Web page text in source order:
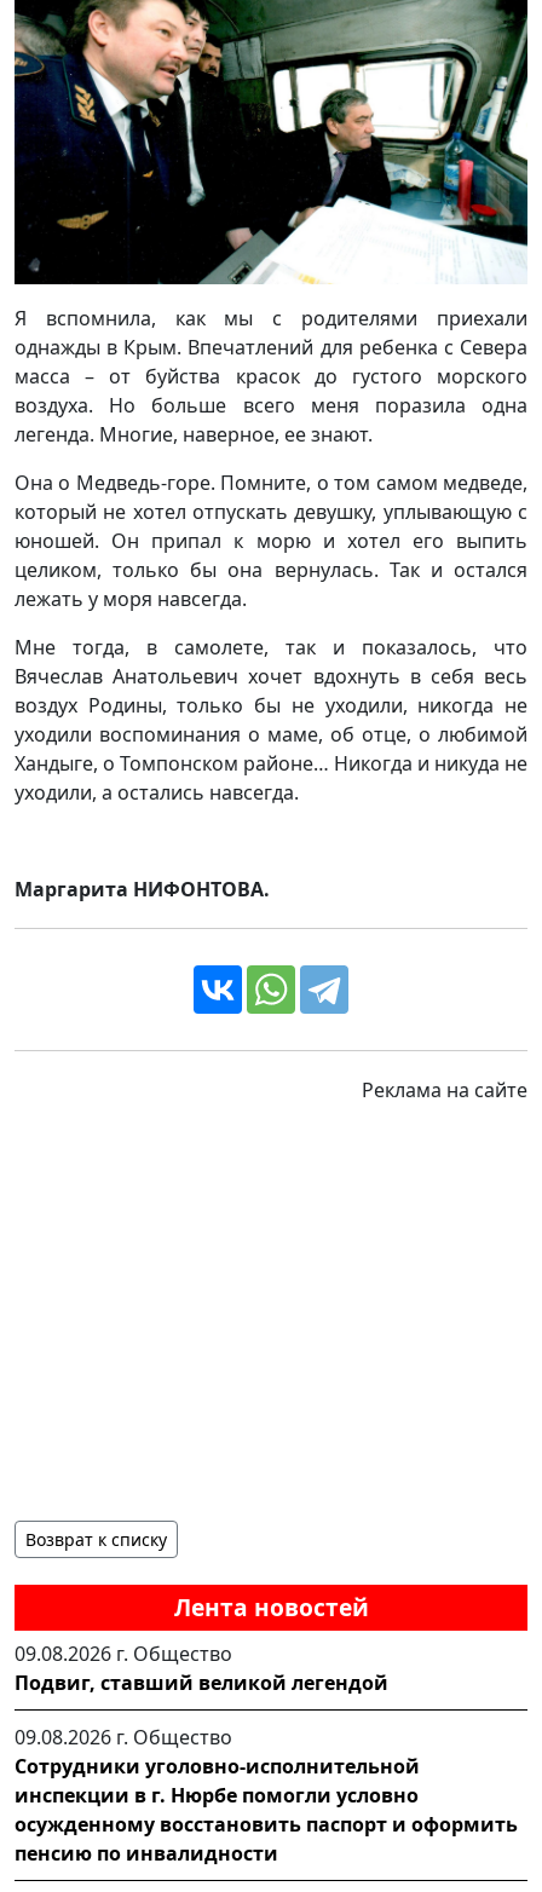
Лента новостей
09.08.2026 г. Общество
Подвиг, ставший великой легендой
09.08.2026 г. Общество
Сотрудники уголовно-исполнительной
инспекции в г. Нюрбе помогли условно
осужденному восстановить паспорт и оформить
пенсию по инвалидности
Я вспомнила, как мы с родителями приехали
однажды в Крым. Впечатлений для ребенка с Севера
масса – от буйства красок до густого морского
воздуха. Но больше всего меня поразила одна
легенда. Многие, наверное, ее знают.
Она о Медведь-горе. Помните, о том самом медведе,
который не хотел отпускать девушку, уплывающую с
юношей. Он припал к морю и хотел его выпить
целиком, только бы она вернулась. Так и остался
лежать у моря навсегда.
Мне тогда, в самолете, так и показалось, что
Вячеслав Анатольевич хочет вдохнуть в себя весь
воздух Родины, только бы не уходили, никогда не
уходили воспоминания о маме, об отце, о любимой
Хандыге, о Томпонском районе… Никогда и никуда не
уходили, а остались навсегда.
Маргарита НИФОНТОВА.
Реклама на сайте
Возврат к списку